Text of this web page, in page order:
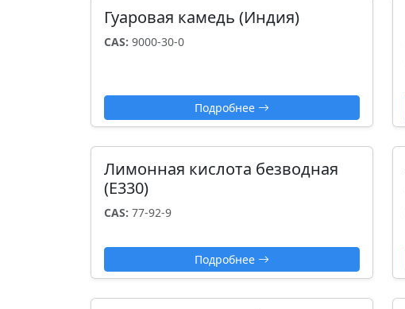
Гуаровая камедь (Индия)
CAS: 9000-30-0
Подробнее
Лимонная кислота безводная
(Е330)
CAS: 77-92-9
Подробнее